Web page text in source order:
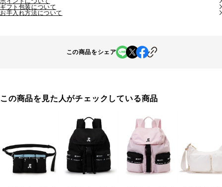
ギフト包装について
お手入れ方法について
この商品をシェア
この商品を見た人がチェックしている商品